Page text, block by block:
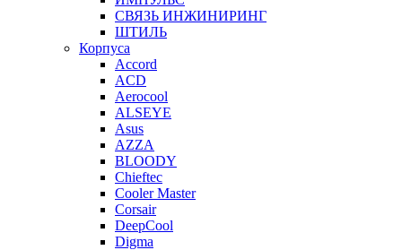
СВЯЗЬ ИНЖИНИРИНГ
ШТИЛЬ
Корпуса
Accord
ACD
Aerocool
ALSEYE
Asus
AZZA
BLOODY
Chieftec
Cooler Master
Corsair
DeepCool
Digma